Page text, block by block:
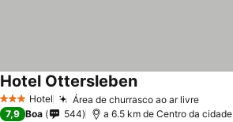
3 EstrelasHotel Área de churrasco ao ar livre
Hotel Ottersleben
7,9 Boa 544 a 6.5 km de Centro da cidade